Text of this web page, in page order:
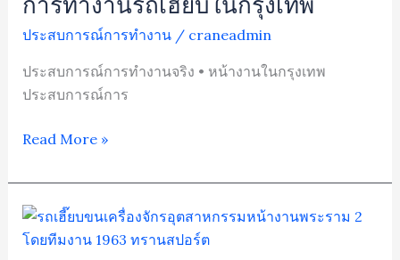
ประสบการณ์การทำงาน/ craneadmin
ประสบการณ์การทำงานจริง • หน้างานในกรุงเทพ
ประสบการณ์การ
Read More »
ประสบการณ์
การ